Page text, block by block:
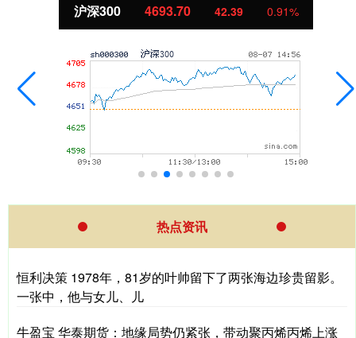
北证50 1134.20 11.33 1.01%
热点资讯
恒利决策 1978年，81岁的叶帅留下了两张海边珍贵留影。
一张中，他与女儿、儿
牛盈宝 华泰期货：地缘局势仍紧张，带动聚丙烯丙烯上涨